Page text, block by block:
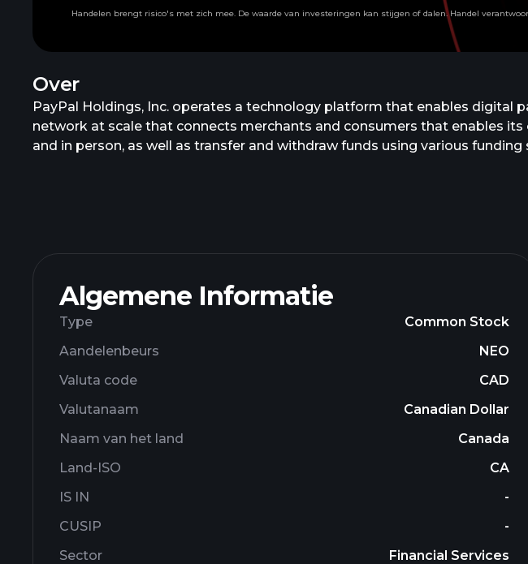
Over
PayPal Holdings, Inc. operates a technology platform that enables
network at scale that connects merchants and consumers that enables
and in person, as well as transfer and withdraw funds using various
Algemene Informatie
Type
Common Stock
Aandelenbeurs
NEO
Valuta code
CAD
Valutanaam
Canadian Dollar
Naam van het land
Canada
Land-ISO
CA
IS IN
-
CUSIP
-
Sector
Financial Services
Handelen brengt risico's met zich mee. De waarde van investeringen kan stijgen of dalen. Handel